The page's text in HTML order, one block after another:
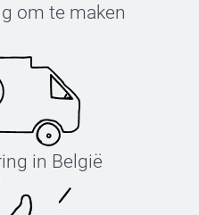
om te maken
in België